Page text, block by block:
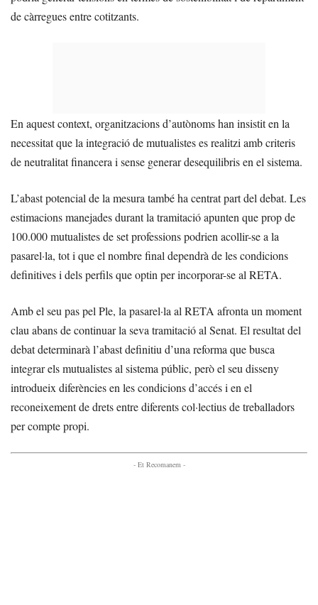
de càrregues entre cotitzants.
En aquest context, organitzacions d’autònoms han insistit en la
necessitat que la integració de mutualistes es realitzi amb criteris
de neutralitat financera i sense generar desequilibris en el sistema.
L’abast potencial de la mesura també ha centrat part del debat. Les
estimacions manejades durant la tramitació apunten que prop de
100.000 mutualistes de set professions podrien acollir-se a la
pasarel·la, tot i que el nombre final dependrà de les condicions
definitives i dels perfils que optin per incorporar-se al RETA.
Amb el seu pas pel Ple, la pasarel·la al RETA afronta un moment
clau abans de continuar la seva tramitació al Senat. El resultat del
debat determinarà l’abast definitiu d’una reforma que busca
integrar els mutualistes al sistema públic, però el seu disseny
introdueix diferències en les condicions d’accés i en el
reconeixement de drets entre diferents col·lectius de treballadors
per compte propi.
- Et Recomanem -